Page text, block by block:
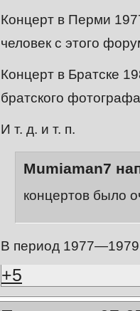
Концерт в Перми
человек с этого
Концерт в Братске
братского
И т. д. и т. п.
Mumiaman7
концертов было
В период
+5